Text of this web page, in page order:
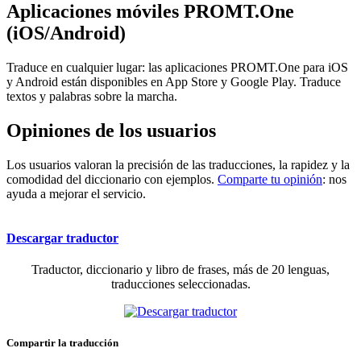
Aplicaciones móviles PROMT.One
(iOS/Android)
Traduce en cualquier lugar: las aplicaciones PROMT.One para iOS
y Android están disponibles en App Store y Google Play. Traduce
textos y palabras sobre la marcha.
Opiniones de los usuarios
Los usuarios valoran la precisión de las traducciones, la rapidez y la
comodidad del diccionario con ejemplos. Comparte tu opinión: nos
ayuda a mejorar el servicio.
Descargar traductor
Traductor, diccionario y libro de frases, más de 20 lenguas,
traducciones seleccionadas.
Compartir la traducción